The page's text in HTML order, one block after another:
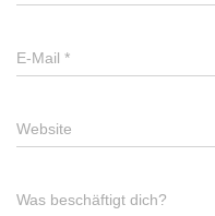
E-Mail *
Website
Was beschäftigt dich?